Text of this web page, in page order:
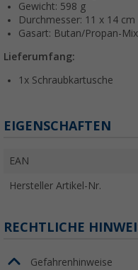
Gewicht: 598 g
Durchmesser: 11 x 14 cm
Gasart: Butan/Propan-Mix
Lieferumfang:
1x Schraubkartusche
EIGENSCHAFTEN
EAN
Hersteller Artikel-Nr.
RECHTLICHE
Gefahrenhinweise